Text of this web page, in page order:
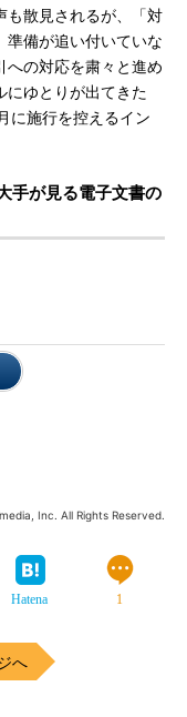
も散見されるが、「対
準備が追い付いていな
への対応を粛々と進め
にゆとりが出てきた
に施行を控えるイン
手が見る電子文書の
Inc. All Rights Reserved.
Hatena 1
へ